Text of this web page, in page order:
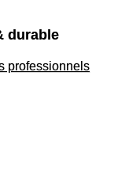
durable
professionnels